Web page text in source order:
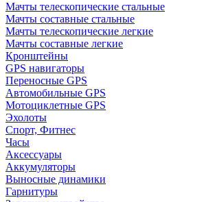
Мачты телескопические стальные
Мачты составные стальные
Мачты телескопические легкие
Мачты составные легкие
Кронштейны
GPS навигаторы
Переносные GPS
Автомобильные GPS
Мотоциклетные GPS
Эхолоты
Спорт, Фитнес
Часы
Аксессуары
Аккумуляторы
Выносные динамики
Гарнитуры